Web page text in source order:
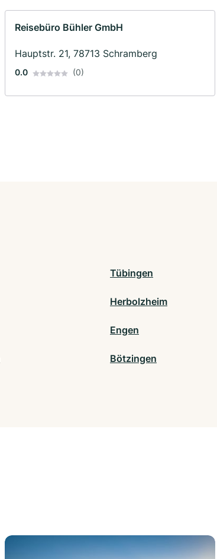
Reisebüro Bühler GmbH
Hauptstr. 21, 78713 Schramberg
0.0 (0)
Tübingen
Herbolzheim
Engen
Bötzingen